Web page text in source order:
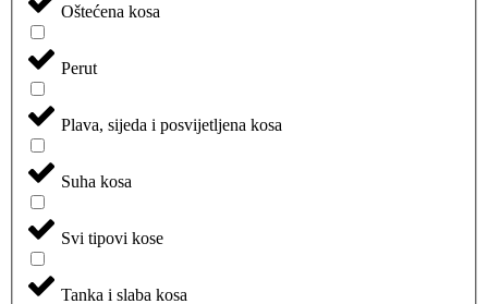
Oštećena kosa
Perut
Plava, sijeda i posvijetljena kosa
Suha kosa
Svi tipovi kose
Tanka i slaba kosa